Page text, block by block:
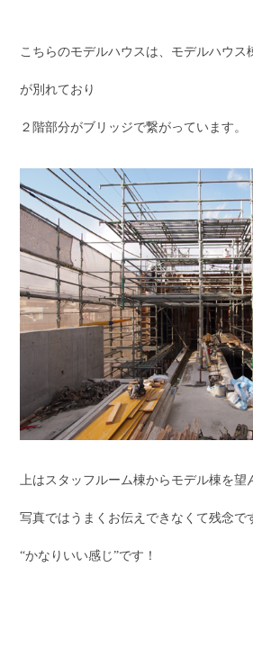
こちらのモデルハウスは、モデルハウス
が別れており
２階部分がブリッジで繋がっています。
上はスタッフルーム棟からモデル棟を望
写真ではうまくお伝えできなくて残念で
“かなりいい感じ”です！